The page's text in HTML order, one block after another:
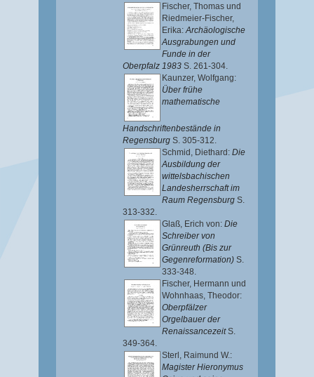
Fischer, Thomas und
Riedmeier-Fischer,
Erika:Archäologische
Ausgrabungen und
Funde in der
Oberpfalz 1983 S. 261-304.
Kaunzer, Wolfgang:
Über frühe
mathematische
Handschriftenbestände in
Regensburg S. 305-312.
Schmid, Diethard : Die
Ausbildung der
wittelsbachischen
Landesherrschaft im
Raum Regensburg S.
313-332.
Glaß, Erich von: Die
Schreiber von
Grünreuth (Bis zur
Gegenreformation) S.
333-348.
Fischer, Hermann und
Wohnhaas, Theodor:
Oberpfälzer
Orgelbauer der
RenaissancezeitS.
349-364.
Sterl, Raimund W.:
Magister Hieronymus